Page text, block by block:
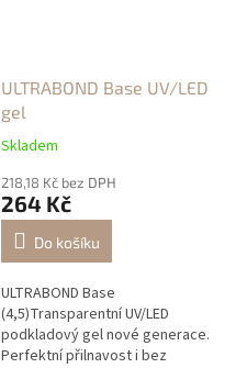
ULTRABOND Base UV/LED
gel
Skladem
218,18 Kč bez DPH
264 Kč
Do košíku
ULTRABOND Base
(4,5)Transparentní UV/LED
podkladový gel nové generace.
Perfektní přilnavost i bez